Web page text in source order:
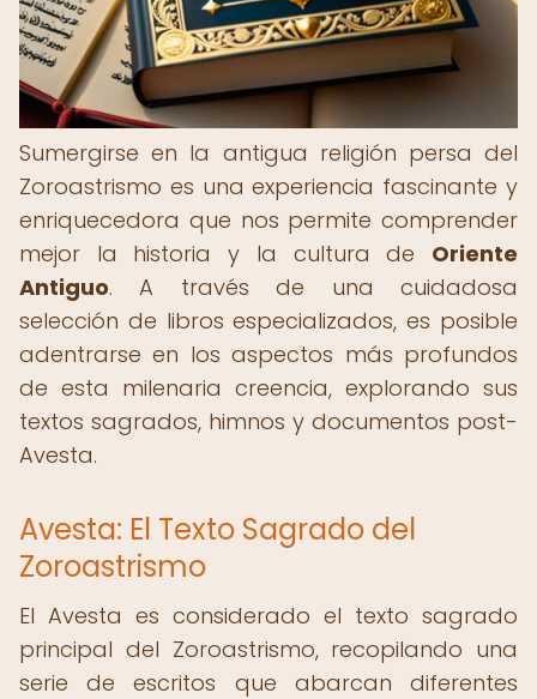
Sumergirse en la antigua religión persa del
Zoroastrismo es una experiencia fascinante y
enriquecedora que nos permite comprender
mejor la historia y la cultura de Oriente
Antiguo. A través de una cuidadosa
selección de libros especializados, es posible
adentrarse en los aspectos más profundos
de esta milenaria creencia, explorando sus
textos sagrados, himnos y documentos post-
Avesta.
Avesta: El Texto Sagrado del
Zoroastrismo
El Avesta es considerado el texto sagrado
principal del Zoroastrismo, recopilando una
serie de escritos que abarcan diferentes